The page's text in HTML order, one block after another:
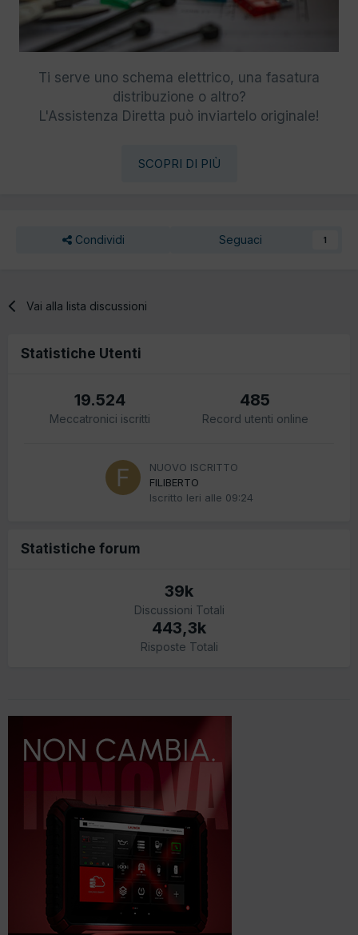
Ti serve uno schema elettrico, una fasatura
distribuzione o altro?
L'Assistenza Diretta può inviartelo originale!
SCOPRI DI PIÙ
Condividi Seguaci 1
Vai alla lista discussioni
Statistiche Utenti
19.524
Meccatronici iscritti
485
Record utenti online
NUOVO ISCRITTO
FILIBERTO
Iscritto Ieri alle 09:24
Statistiche forum
39k
Discussioni Totali
443,3k
Risposte Totali